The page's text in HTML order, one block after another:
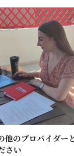
他のプロバイダー
さい